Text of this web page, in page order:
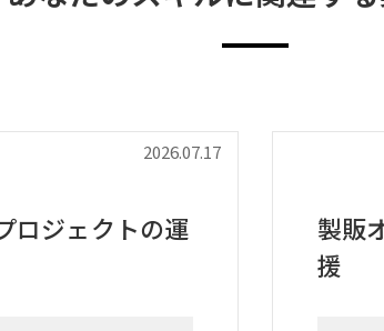
2026.07.17
ロジェクトの運
製販
援